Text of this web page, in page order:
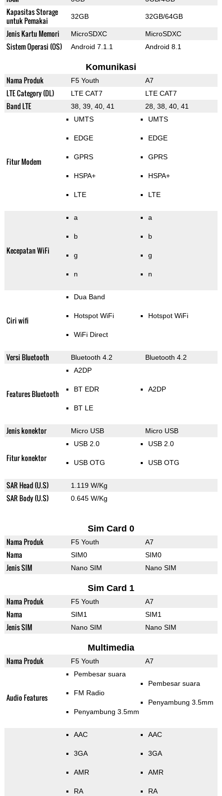
Kapasitas Storage
untuk Pemakai
32GB 32GB/64GB
Jenis Kartu Memori MicroSDXC MicroSDXC
Sistem Operasi (OS) Android 7.1.1 Android 8.1
Komunikasi
Nama Produk F5 Youth A7
LTE Category (DL) LTE CAT7 LTE CAT7
Band LTE 38, 39, 40, 41 28, 38, 40, 41
Fitur Modem
UMTS
EDGE
GPRS
HSPA+
LTE
UMTS
EDGE
GPRS
HSPA+
LTE
Kecepatan WiFi
a
b
g
n
a
b
g
n
Ciri wifi
Dua Band
Hotspot WiFi
WiFi Direct
Hotspot WiFi
Versi Bluetooth Bluetooth 4.2 Bluetooth 4.2
Features Bluetooth
A2DP
BT EDR
BT LE
A2DP
Jenis konektor Micro USB Micro USB
Fitur konektor
USB 2.0
USB OTG
USB 2.0
USB OTG
SAR Head (U.S) 1.119 W/Kg
SAR Body (U.S) 0.645 W/Kg
Sim Card 0
Nama Produk F5 Youth A7
Nama SIM0 SIM0
Jenis SIM Nano SIM Nano SIM
Sim Card 1
Nama Produk F5 Youth A7
Nama SIM1 SIM1
Jenis SIM Nano SIM Nano SIM
Multimedia
Nama Produk F5 Youth A7
Audio Features
Pembesar suara
FM Radio
Penyambung 3.5mm
Pembesar suara
Penyambung 3.5mm
AAC
3GA
AMR
RA
AAC
3GA
AMR
RA